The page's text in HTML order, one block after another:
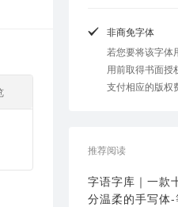
非商免字体
若您要将该字体
用前取得书面授
支付相应的版权
推荐阅读
字语字库｜一款
分温柔的手写体-